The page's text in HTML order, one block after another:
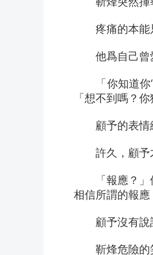
疼痛的本能只
他爲自己曾愛
「你知道你‘
「想不到嗎？
顧予的表情
許久，顧予才
「報應？」像
相信所謂的報應
顧予沒有說話
靳烽危險的笑